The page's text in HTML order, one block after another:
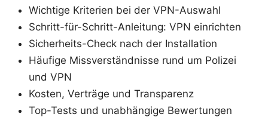
Wichtige Kriterien bei der VPN-Auswahl
Schritt-für-Schritt-Anleitung: VPN einrichten
Sicherheits-Check nach der Installation
Häufige Missverständnisse rund um Polizei
und VPN
Kosten, Verträge und Transparenz
Top-Tests und unabhängige Bewertungen